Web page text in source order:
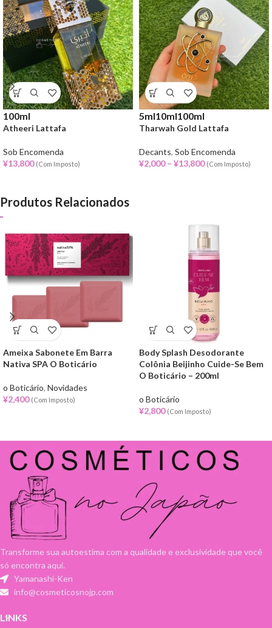
100ml
Atheeri Lattafa
Sob Encomenda
¥13,800 (Com Imposto)
5ml10ml100ml
Tharwah Gold Lattafa
Decants, Sob Encomenda
¥2,000 – ¥13,800 (Com Imposto)
Produtos Relacionados
Ameixa Sabonete Em Barra
Nativa SPA O Boticário
o Boticário, Novidades
¥2,400 (Com Imposto)
Body Splash Desodorante
Colônia Beijinho Cuide-Se Bem
O Boticário – 200ml
o Boticário
¥2,800 (Com Imposto)
Transforme sua autoestima com a qualidade e exclusividade que você
só encontra aqui.
Yamanashi-Ken
info@cosmeticosnojp.com
LINKS